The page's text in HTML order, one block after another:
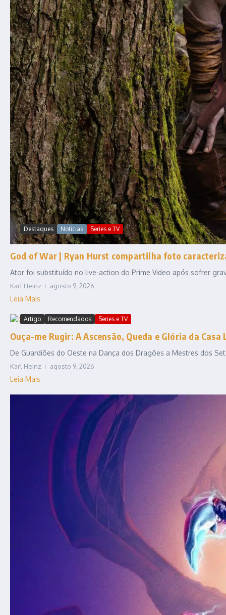
Destaques Notícias Series e TV
God of War | Ryan Hurst compartilha foto
Ator foi substituído no live-action do Prime Video após sofrer
Karl Heinz agosto 9, 2026
Leia Mais
Artigo Recomendados Series e TV
Ouça-me Rugir: A Ascensão, Queda e Glória da
De Guardiões do Oeste na Dança dos Dragões a Mestres dos
Karl Heinz agosto 9, 2026
Leia Mais